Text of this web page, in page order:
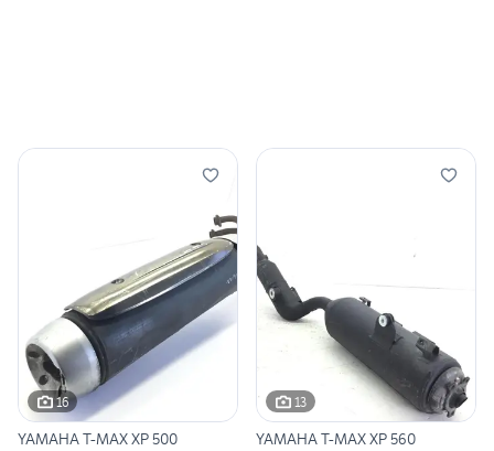
16
YAMAHA T-MAX XP 500
13
YAMAHA T-MAX XP 560